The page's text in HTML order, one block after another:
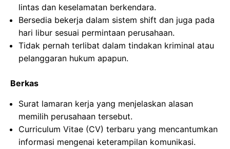
lintas dan keselamatan berkendara.
Bersedia bekerja dalam sistem shift dan juga pada
hari libur sesuai permintaan perusahaan.
Tidak pernah terlibat dalam tindakan kriminal atau
pelanggaran hukum apapun.
Berkas
Surat lamaran kerja yang menjelaskan alasan
memilih perusahaan tersebut.
Curriculum Vitae (CV) terbaru yang mencantumkan
informasi mengenai keterampilan komunikasi.